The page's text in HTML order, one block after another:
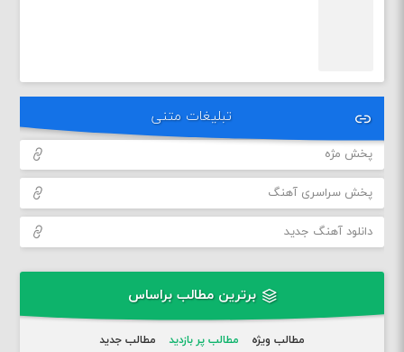
تبلیغات متنی
پخش مژه
پخش سراسری آهنگ
دانلود آهنگ جدید
برترین مطالب براساس
مطالب ویژه مطالب پر بازدید مطالب جدید